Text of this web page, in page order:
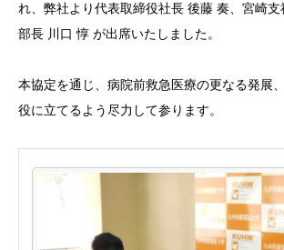
れ、弊社より代表取締役社長 後藤 奏、宮崎
部長 川口 惇 が出席いたしました。
本協定を通じ、病院前救急医療の更なる発展
役に立てるよう尽力して参ります。